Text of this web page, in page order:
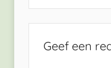
Geef een